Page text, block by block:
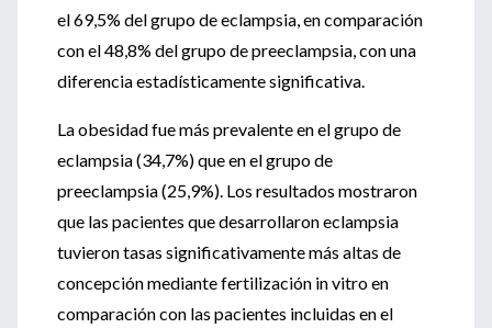
el 69,5% del grupo de eclampsia, en comparación
con el 48,8% del grupo de preeclampsia, con una
diferencia estadísticamente significativa.
La ​​obesidad fue más prevalente en el grupo de
eclampsia (34,7%) que en el grupo de
preeclampsia (25,9%). Los resultados mostraron
que las pacientes que desarrollaron eclampsia
tuvieron tasas significativamente más altas de
concepción mediante fertilización in vitro en
comparación con las pacientes incluidas en el